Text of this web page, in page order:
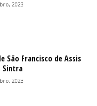
2023
São Francisco de Assis
Sintra
2023